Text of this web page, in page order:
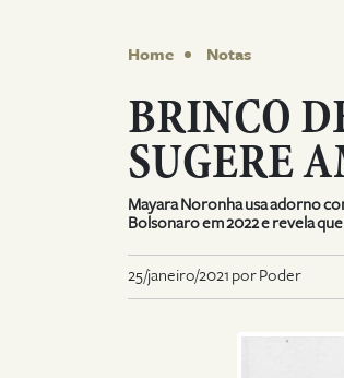
Home Notas
BRINCO
SUGERE
Mayara Noronha usa adorno
Bolsonaro em 2022 e revela
25/janeiro/2021 por Poder